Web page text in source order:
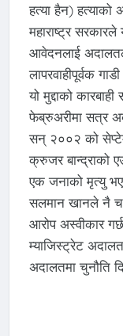
हत्या हैन) हत्याको
महाराष्ट्र
आवेदनलाई अदालतले
लापरवाहीपूर्वक
यो मुद्दाको
फेब्रुअरीमा सत्र
सन् २००२ को
क्रुजर बान्द्राको
एक जनाको मृत्यु
सलमान खानले नै
आरोप अस्वीकार
म्याजिस्ट्रेट
अदालतमा चुनौति